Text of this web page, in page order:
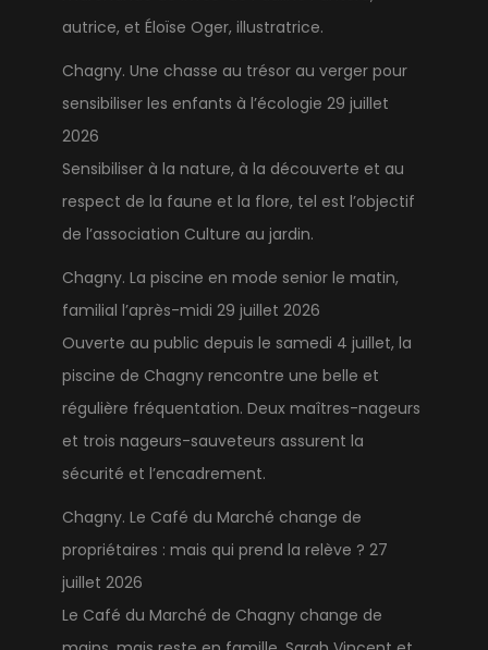
autrice, et Éloïse Oger, illustratrice.
Chagny. Une chasse au trésor au verger pour
sensibiliser les enfants à l’écologie 29 juillet
2026
Sensibiliser à la nature, à la découverte et au
respect de la faune et la flore, tel est l’objectif
de l’association Culture au jardin.
Chagny. La piscine en mode senior le matin,
familial l’après-midi 29 juillet 2026
Ouverte au public depuis le samedi 4 juillet, la
piscine de Chagny rencontre une belle et
régulière fréquentation. Deux maîtres-nageurs
et trois nageurs-sauveteurs assurent la
sécurité et l’encadrement.
Chagny. Le Café du Marché change de
propriétaires : mais qui prend la relève ? 27
juillet 2026
Le Café du Marché de Chagny change de